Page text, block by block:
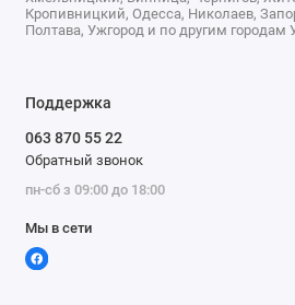
Кропивницкий, Одесса, Николаев,
Полтава, Ужгород и по другим городам
Поддержка
063 870 55 22
Обратный звонок
пн-сб з 09:00 до 18:00
Мы в сети